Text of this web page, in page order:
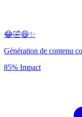
😂🤣😆✨
Génération de contenu
85% Impact